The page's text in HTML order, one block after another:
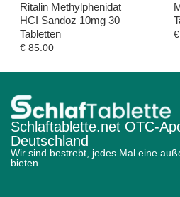
Ritalin Methylphenidat
HCI Sandoz 10mg 30
Tabletten
€ 85.00
€
Schlaftablette.net OTC-
Deutschland
Wir sind bestrebt, jedes Mal eine
bieten.